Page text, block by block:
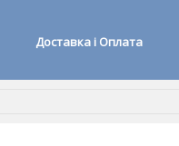
Доставка і Оплата